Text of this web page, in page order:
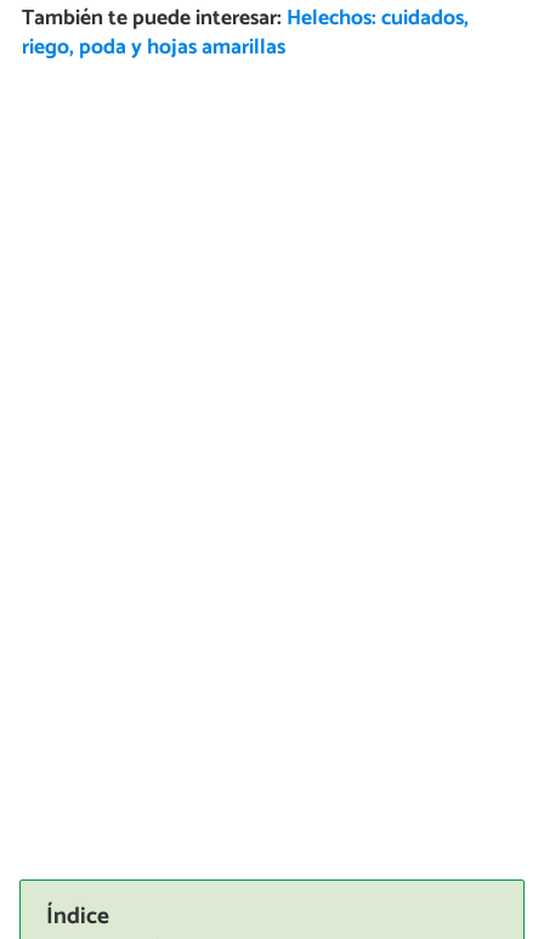
También te puede interesar: Helechos: cuidados,
riego, poda y hojas amarillas
Índice